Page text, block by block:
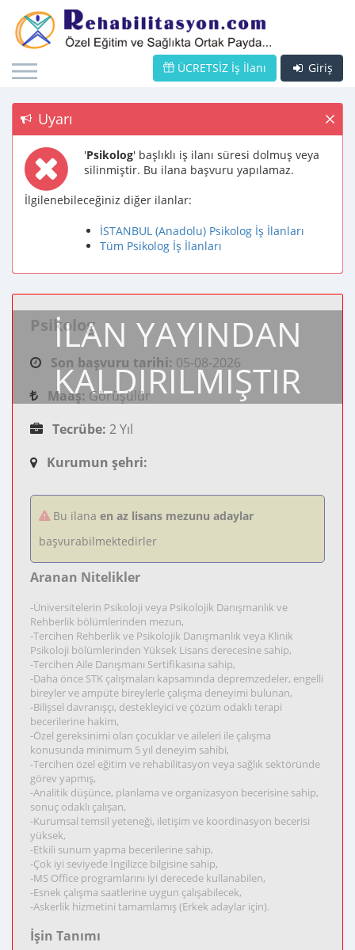
Giriş
ÜCRETSİZ İş İlanı
Uyarı
'Psikolog' başlıklı iş ilanı süresi dolmuş veya
silinmiştir. Bu ilana başvuru yapılamaz.
İlgilenebileceğiniz diğer ilanlar:
İSTANBUL (Anadolu) Psikolog İş İlanları
Tüm Psikolog İş İlanları
İLAN YAYINDAN
KALDIRILMIŞTIR
Psikolog
Son başvuru tarihi: 05-08-2026
Maaş: Görüşülür
Tecrübe: 2 Yıl
Kurumun şehri:
Bu ilana en az lisans mezunu adaylar
başvurabilmektedirler
Aranan Nitelikler
-Üniversitelerin Psikoloji veya Psikolojik Danışmanlık ve
Rehberlik bölümlerinden mezun,
-Tercihen Rehberlik ve Psikolojik Danışmanlık veya Klinik
Psikoloji bölümlerinden Yüksek Lisans derecesine sahip,
-Tercihen Aile Danışmanı Sertifikasına sahip,
-Daha önce STK çalışmaları kapsamında depremzedeler, engelli
bireyler ve ampüte bireylerle çalışma deneyimi bulunan,
-Bilişsel davranışçı, destekleyici ve çözüm odaklı terapi
becerilerine hakim,
-Özel gereksinimi olan çocuklar ve aileleri ile çalışma
konusunda minimum 5 yıl deneyim sahibi,
-Tercihen özel eğitim ve rehabilitasyon veya sağlık sektöründe
görev yapmış,
-Analitik düşünce, planlama ve organizasyon becerisine sahip,
sonuç odaklı çalışan,
-Kurumsal temsil yeteneği, iletişim ve koordinasyon becerisi
yüksek,
-Etkili sunum yapma becerilerine sahip,
-Çok iyi seviyede İngilizce bilgisine sahip,
-MS Office programlarını iyi derecede kullanabilen,
-Esnek çalışma saatlerine uygun çalışabilecek,
-Askerlik hizmetini tamamlamış (Erkek adaylar için).
İşin Tanımı